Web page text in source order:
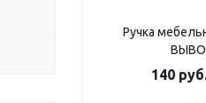
Ручка
140